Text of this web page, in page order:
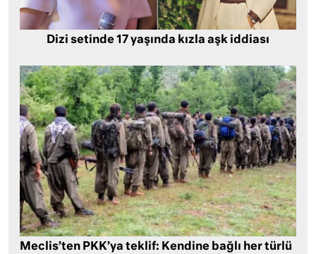
Dizi setinde 17 yaşında kızla aşk iddiası
Meclis’ten PKK’ya teklif: Kendine bağlı her türlü